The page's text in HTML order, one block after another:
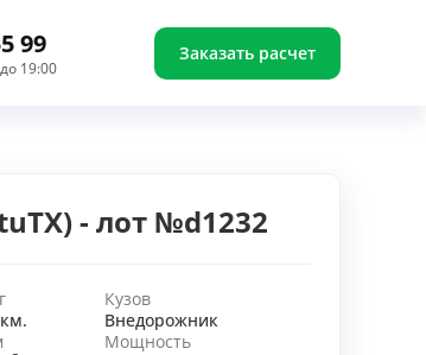
99
19:00
Заказать расчет
- лот №d1232
Кузов
Внедорожник
Мощность